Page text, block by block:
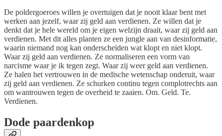
De poldergoeroes willen je overtuigen dat je nooit klaar bent met
werken aan jezelf, waar zij geld aan verdienen. Ze willen dat je
denkt dat je hele wereld om je eigen welzijn draait, waar zij geld aan
verdienen. Met dit alles planten ze een jungle aan van desinformatie,
waarin niemand nog kan onderscheiden wat klopt en niet klopt.
Waar zij geld aan verdienen. Ze normaliseren een vorm van
narcisme waar je ik tegen zegt. Waar zij weer geld aan verdienen.
Ze halen het vertrouwen in de medische wetenschap onderuit, waar
zij geld aan verdienen. Ze schurken continu tegen complotrechts aan
om wantrouwen tegen de overheid te zaaien. Om. Geld. Te.
Verdienen.
Dode paardenkop